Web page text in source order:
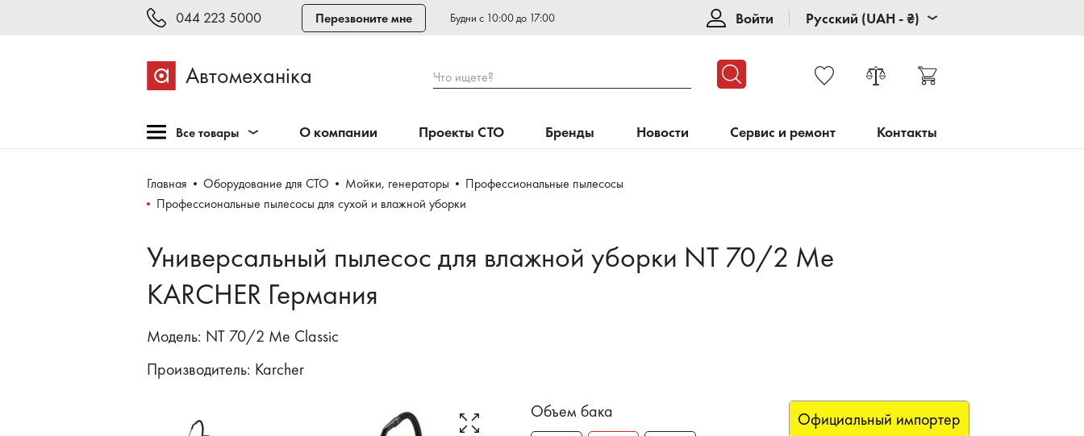
044 223 5000 Перезвоните мне Будни с 10:00 до 17:00 Войти Русский (UAH - ₴)
Автомеханіка Что ищете?
Все товары
Оборудование для СТО
Оборудование для
Инструмент и мебель
Техосмотр и тестирование
покраска
Бронеавтомобили
О компании Проекты СТО Бренды Новости Сервис и ремонт Контакты
Главная Оборудование для СТО Мойки, генераторы
Профессиональные пылесосы
Профессиональные пылесосы для сухой и влажной уборки
Универсальный пылесос для влажной уборки NT 70/2 Me
KARCHER Германия
Модель: NT 70/2 Me Classic
Производитель: Karcher
Объем бака
Официальный импортер